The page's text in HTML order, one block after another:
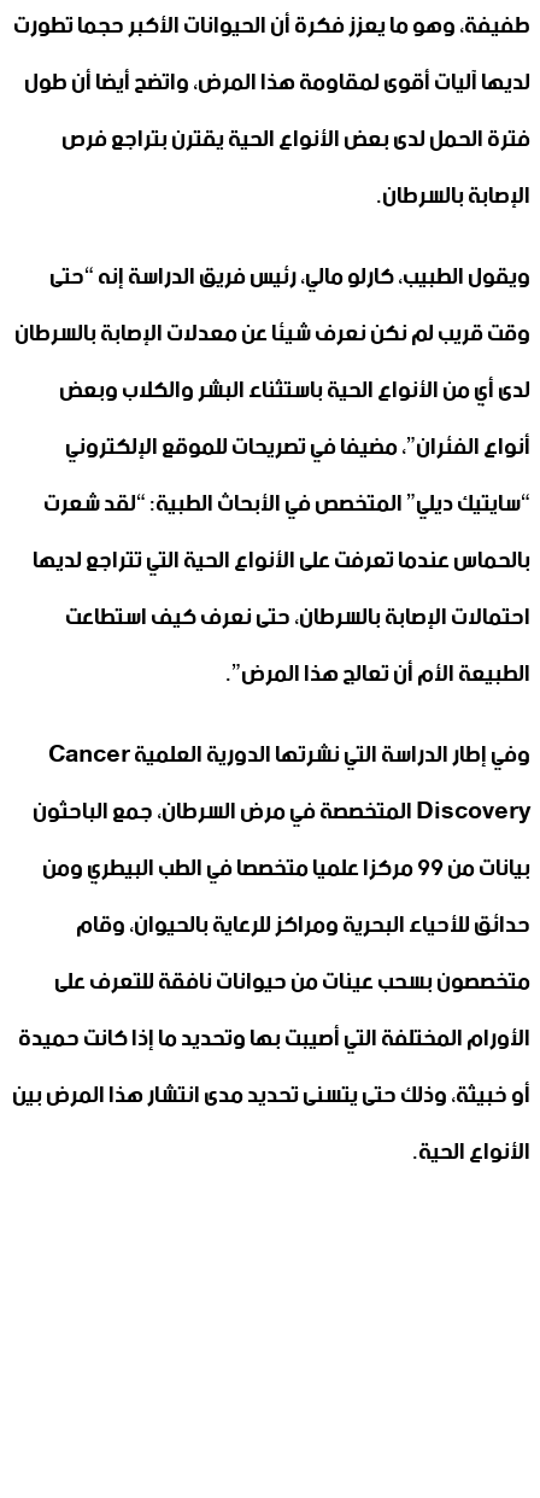
طفيفة، وهو ما يعزز فكرة أن الحيوانات الأكبر حجما تطورت
لديها آليات أقوى لمقاومة هذا المرض، واتضح أيضا أن طول
فترة الحمل لدى بعض الأنواع الحية يقترن بتراجع فرص
الإصابة بالسرطان.
ويقول الطبيب، كارلو مالي، رئيس فريق الدراسة إنه “حتى
وقت قريب لم نكن نعرف شيئا عن معدلات الإصابة بالسرطان
لدى أي من الأنواع الحية باستثناء البشر والكلاب وبعض
أنواع الفئران”، مضيفا في تصريحات للموقع الإلكتروني
“سايتيك ديلي” المتخصص في الأبحاث الطبية: “لقد شعرت
بالحماس عندما تعرفت على الأنواع الحية التي تتراجع لديها
احتمالات الإصابة بالسرطان، حتى نعرف كيف استطاعت
الطبيعة الأم أن تعالج هذا المرض”.
وفي إطار الدراسة التي نشرتها الدورية العلمية Cancer
Discovery المتخصصة في مرض السرطان، جمع الباحثون
بيانات من 99 مركزا علميا متخصصا في الطب البيطري ومن
حدائق للأحياء البحرية ومراكز للرعاية بالحيوان، وقام
متخصصون بسحب عينات من حيوانات نافقة للتعرف على
الأورام المختلفة التي أصيبت بها وتحديد ما إذا كانت حميدة
أو خبيثة، وذلك حتى يتسنى تحديد مدى انتشار هذا المرض بين
الأنواع الحية.